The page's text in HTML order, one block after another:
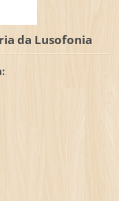
da Lusofonia